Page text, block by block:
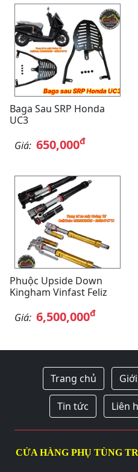
Baga Sau SRP Honda
UC3
Giá: 650,000đ
Phuộc Upside Down
Kingham Vinfast Feliz
Giá: 6,500,000đ
Trang chủ
Tin tức Liên
CỬA HÀNG PHỤ TÙNG